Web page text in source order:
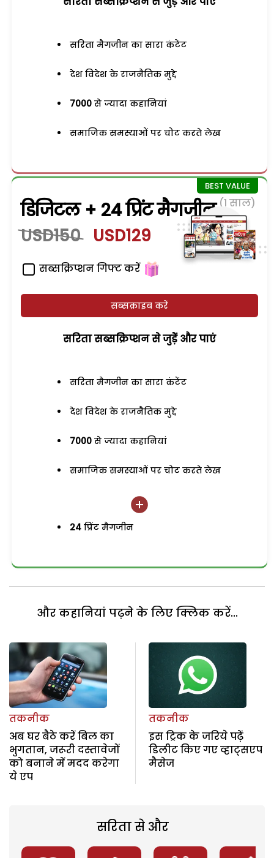
सरिता मैगजीन का सारा कंटेंट
देश विदेश के राजनैतिक मुद्दे
7000 से ज्यादा कहानियां
समाजिक समस्याओं पर चोट करते लेख
डिजिटल + 24 प्रिंट मैगजीन (1 साल)
USD150 USD129
सब्सक्रिप्शन गिफ्ट करें
सब्सक्राइब करें
सरिता सब्सक्रिप्शन से जुड़ेें और पाएं
सरिता मैगजीन का सारा कंटेंट
देश विदेश के राजनैतिक मुद्दे
7000 से ज्यादा कहानियां
समाजिक समस्याओं पर चोट करते लेख
24 प्रिंट मैगजीन
और कहानियां पढ़ने के लिए क्लिक करें...
तकनीक
अब घर बैठे करें बिल का
भुगतान, जरूरी दस्तावेजों
को बनाने में मदद करेगा
ये एप
तकनीक
इस ट्रिक के जरिये पढ़ें
डिलीट किए गए व्हाट्सएप
मैसेज
सरिता से और